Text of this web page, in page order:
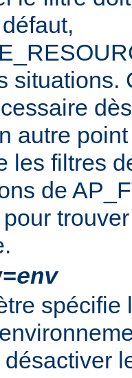
situations.
autre
les filtres
de
env
spécifie